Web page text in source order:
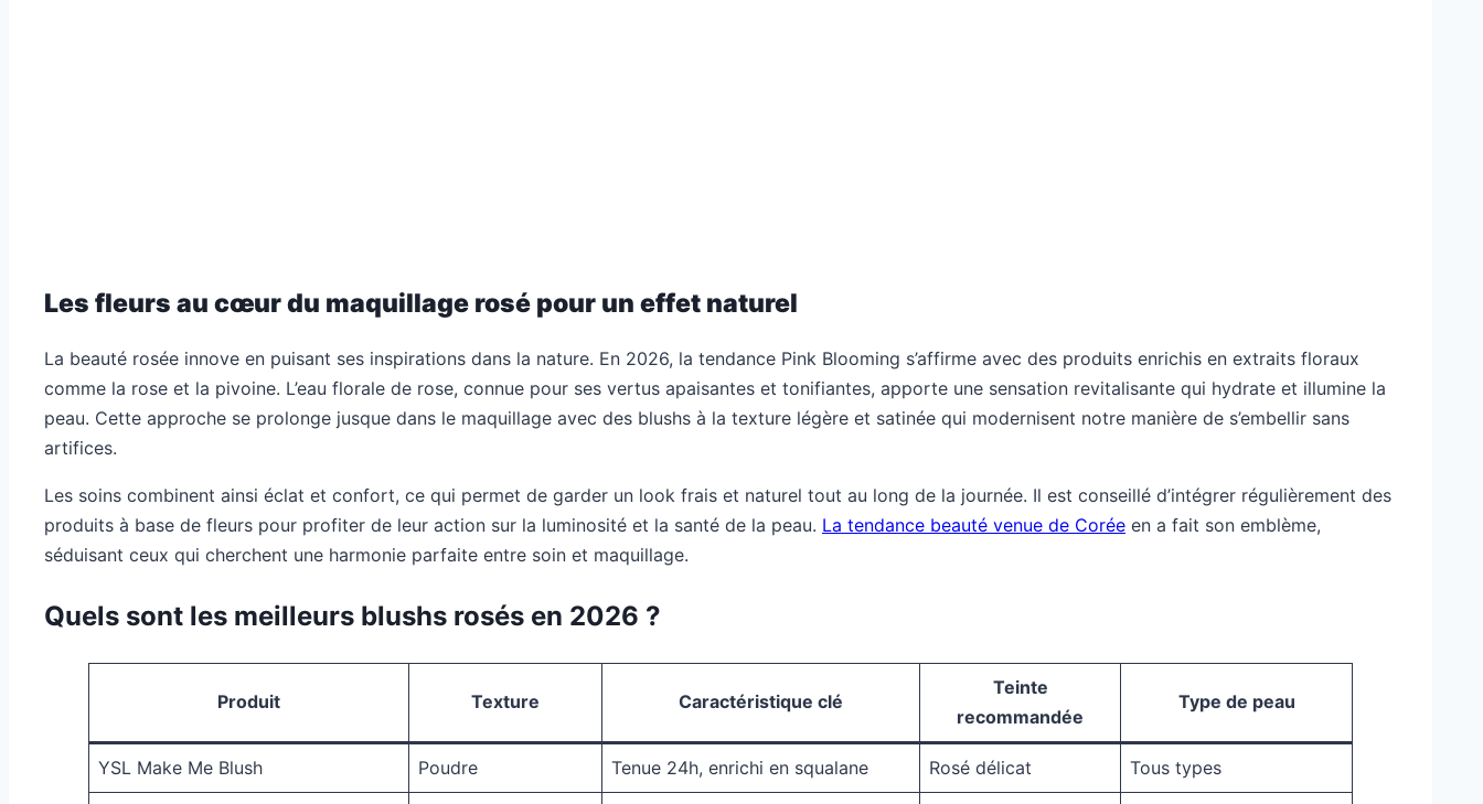
Les fleurs au cœur du maquillage rosé pour un effet naturel
La beauté rosée innove en puisant ses inspirations dans la nature. En 2026, la tendance Pink Blooming s’affirme avec des produits enrichis en extraits floraux
comme la rose et la pivoine. L’eau florale de rose, connue pour ses vertus apaisantes et tonifiantes, apporte une sensation revitalisante qui hydrate et illumine la
peau. Cette approche se prolonge jusque dans le maquillage avec des blushs à la texture légère et satinée qui modernisent notre manière de s’embellir sans
artifices.
Les soins combinent ainsi éclat et confort, ce qui permet de garder un look frais et naturel tout au long de la journée. Il est conseillé d’intégrer régulièrement des
produits à base de fleurs pour profiter de leur action sur la luminosité et la santé de la peau. La tendance beauté venue de Corée en a fait son emblème,
séduisant ceux qui cherchent une harmonie parfaite entre soin et maquillage.
Quels sont les meilleurs blushs rosés en 2026 ?
Produit Texture Caractéristique clé
Teinte
recommandée
Type de peau
YSL Make Me Blush Poudre Tenue 24h, enrichi en squalane Rosé délicat Tous types